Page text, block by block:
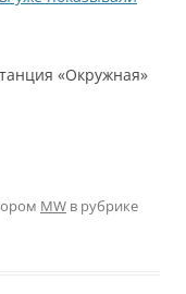
«Окружная»
MW в рубрике